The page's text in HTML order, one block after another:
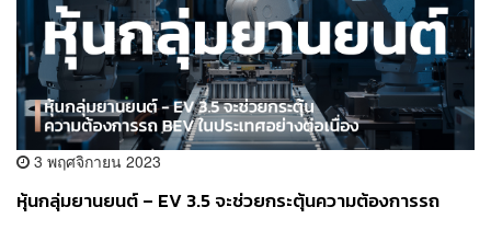
3 พฤศจิกายน 2023
หุ้นกลุ่มยานยนต์ – EV 3.5 จะช่วยกระตุ้นความต้องการรถ